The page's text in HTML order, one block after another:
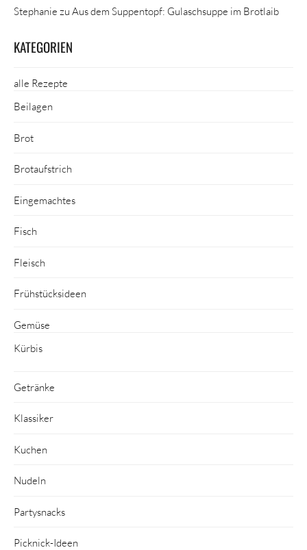
Stephanie zu Aus dem Suppentopf: Gulaschsuppe im Brotlaib
KATEGORIEN
alle Rezepte
Beilagen
Brot
Brotaufstrich
Eingemachtes
Fisch
Fleisch
Frühstücksideen
Gemüse
Kürbis
Getränke
Klassiker
Kuchen
Nudeln
Partysnacks
Picknick-Ideen